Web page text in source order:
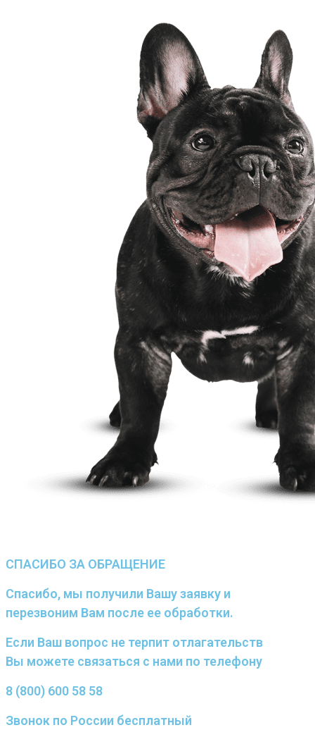
СПАСИБО ЗА ОБРАЩЕНИЕ
Спасибо, мы получили Вашу заявку и
перезвоним Вам после ее обработки.
Если Ваш вопрос не терпит отлагательств
Вы можете связаться с нами по телефону
8 (800) 600 58 58
Звонок по России бесплатный